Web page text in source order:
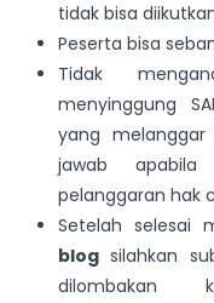
tidak bisa
Peserta bisa
Tidak
menyinggung
yang
jawab apabila
pelanggaran hak
Setelah selesai
blog silahkan
dilombakan